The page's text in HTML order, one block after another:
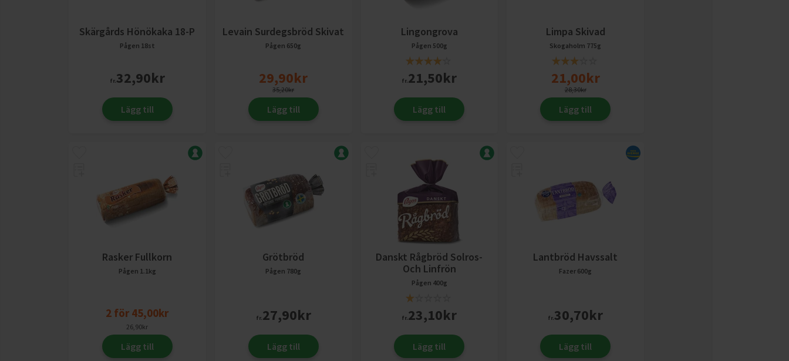
Skärgårds Hönökaka 18-P
Pågen 18st
fr.32,90kr
Lägg till
Levain Surdegsbröd Skivat
Pågen 650g
29,90kr
35,20kr
Lägg till
Lingongrova
Pågen 500g
fr.21,50kr
Lägg till
Limpa Skivad
Skogaholm 775g
21,00kr
28,30kr
Lägg till
Rasker Fullkorn
Pågen 1.1kg
2 för 45,00kr
26,90kr
Lägg till
Grötbröd
Pågen 780g
fr.27,90kr
Lägg till
Danskt Rågbröd Solros-
Och Linfrön
Pågen 400g
fr.23,10kr
Lägg till
Lantbröd Havssalt
Fazer 600g
fr.30,70kr
Lägg till